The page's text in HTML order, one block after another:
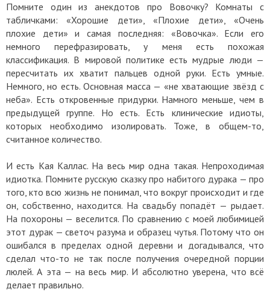
Помните один из анекдотов про Вовочку? Комнаты с
табличками: «Хорошие дети», «Плохие дети», «Очень
плохие дети» и самая последняя: «Вовочка». Если его
немного перефразировать, у меня есть похожая
классификация. В мировой политике есть мудрые люди —
пересчитать их хватит пальцев одной руки. Есть умные.
Немного, но есть. Основная масса — «не хватающие звёзд с
неба». Есть откровенные придурки. Намного меньше, чем в
предыдущей группе. Но есть. Есть клинические идиоты,
которых необходимо изолировать. Тоже, в общем-то,
считанное количество.
И есть Кая Каллас. На весь мир одна такая. Непроходимая
идиотка. Помните русскую сказку про набитого дурака — про
того, кто всю жизнь не понимал, что вокруг происходит и где
он, собственно, находится. На свадьбу попадёт — рыдает.
На похороны — веселится. По сравнению с моей любимицей
этот дурак — светоч разума и образец чутья. Потому что он
ошибался в пределах одной деревни и догадывался, что
сделал что-то не так после получения очередной порции
люлей. А эта — на весь мир. И абсолютно уверена, что всё
делает правильно.